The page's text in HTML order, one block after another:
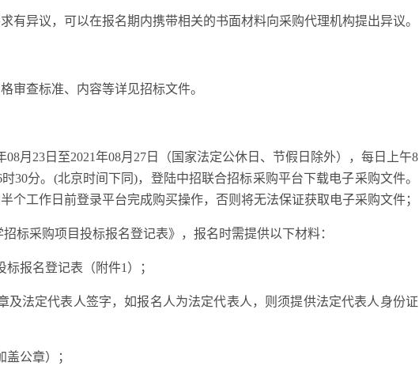
有异议，可以在报名期内携带相关的书面材料向采购代理机构提出异议。
审查标准、内容等详见招标文件。
08月 23 日至2021年08月 27 日（国家法定公休日、节假日除外），每日上午8
30分。(北京时间下同)，登陆中招联合招标采购平台下载电子采购文件。
个工作日前登录平台完成购买操作，否则将无法保证获取电子采购文件；
标采购项目投标报名登记表》，报名时需提供以下材料：
报名登记表（附件1）；
及法定代表人签字，如报名人为法定代表人，则须提供法定代表人身份证
公章）；